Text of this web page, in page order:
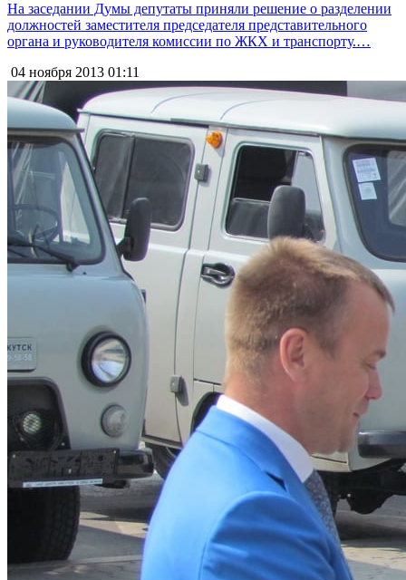
На заседании Думы депутаты приняли решение о разделении
должностей заместителя председателя представительного
органа и руководителя комиссии по ЖКХ и транспорту.…
04 ноября 2013 01:11